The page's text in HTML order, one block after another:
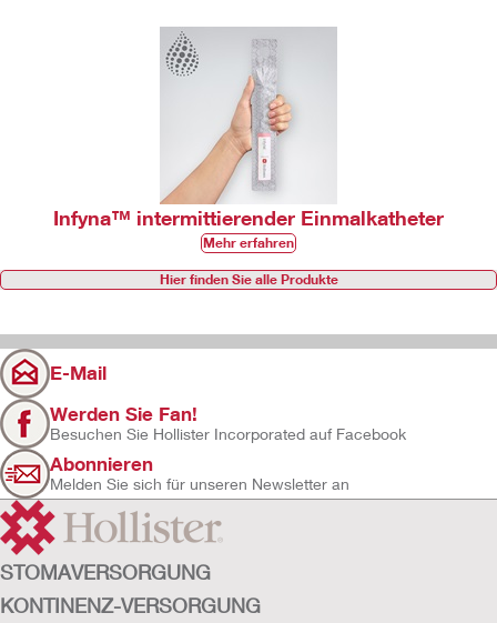
Infyna™ intermittierender Einmalkatheter
Mehr erfahren
Hier finden Sie alle Produkte
E-Mail
Werden Sie Fan!
Besuchen Sie Hollister Incorporated auf Facebook
Abonnieren
Melden Sie sich für unseren Newsletter an
STOMAVERSORGUNG
KONTINENZ-VERSORGUNG